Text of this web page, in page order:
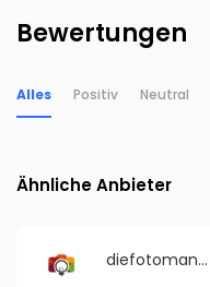
Bewertungen
Alles Positiv Neutral
Ähnliche Anbieter
diefotomanufaktur Fotokurse Fotostudio PhotoBooth